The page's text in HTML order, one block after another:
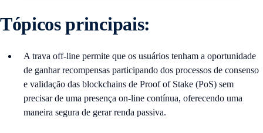
Tópicos principais:
A trava off-line permite que os usuários tenham a oportunidade
de ganhar recompensas participando dos processos de consenso
e validação das blockchains de Proof of Stake (PoS) sem
precisar de uma presença on-line contínua, oferecendo uma
maneira segura de gerar renda passiva.